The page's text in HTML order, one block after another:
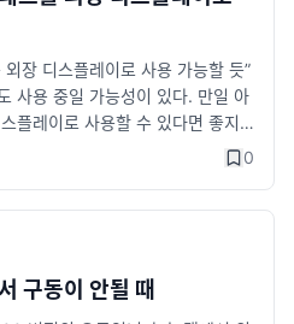
npx react-native init MyReac
npx react-native run-a
native run-ios # iOS 실행
Android Studio를 사용해 새 프
해 시작하세요. Swift: Xcode에서
한 UI를 만들어보세요. 예를 들
터를 요청하고 받을 수 있게 해주
요한 데이터만 요청할 수 있어서
기 Apollo Server로 GraphQL
아할 만한 제품을 추천하거나, 챗봇
돼요. AI의 실제 사례 추천 시스
"을 제공. 자동화된 고객 응대: AI
. 이미지 인식: 전자상거래 사이트
슷한 상품을 추천. AI 활용 팁 고객
개인화된 광고를 제공. 자동화 도
해 업무 효율을 높이세요. 마케터
이해하기: 머신러닝, 딥러닝 등 주
와 윤리: AI 사용 시 프라이버시
해야 함을 강조하세요. 6. 오픈소
소스란 누구나 자유롭게 사용하고
장 디스플레이로 사용 가능할 듯”
사용 중일 가능성이 있다. 만일 아
플레이로 사용할 수 있다면 좋지
오오옷~ 기대되네요~~~ 두0
구동이 안될 때